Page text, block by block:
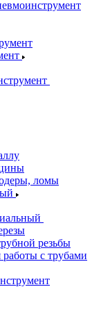
ломы
резьбы
с трубами